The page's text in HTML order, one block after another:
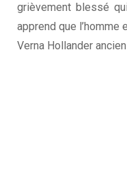
grièvement blessé
apprend que
Verna Hollander